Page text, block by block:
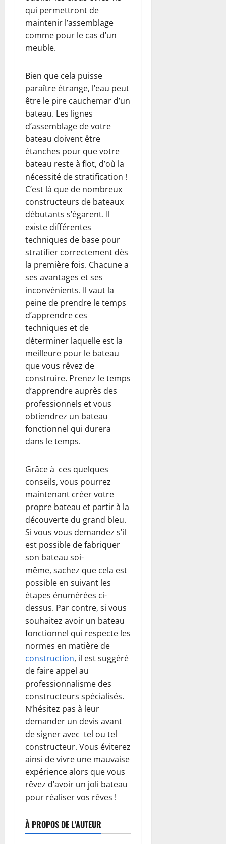
qui permettront de
maintenir l’assemblage
comme pour le cas d’un
meuble.
Bien que cela puisse
paraître étrange, l’eau peut
être le pire cauchemar d’un
bateau. Les lignes
d’assemblage de votre
bateau doivent être
étanches pour que votre
bateau reste à flot, d’où la
nécessité de stratification !
C’est là que de nombreux
constructeurs de bateaux
débutants s’égarent. Il
existe différentes
techniques de base pour
stratifier correctement dès
la première fois. Chacune a
ses avantages et ses
inconvénients. Il vaut la
peine de prendre le temps
d’apprendre ces
techniques et de
déterminer laquelle est la
meilleure pour le bateau
que vous rêvez de
construire. Prenez le temps
d’apprendre auprès des
professionnels et vous
obtiendrez un bateau
fonctionnel qui durera
dans le temps.
Grâce à ces quelques
conseils, vous pourrez
maintenant créer votre
propre bateau et partir à la
découverte du grand bleu.
Si vous vous demandez s’il
est possible de fabriquer
son bateau soi-
même, sachez que cela est
possible en suivant les
étapes énumérées ci-
dessus. Par contre, si vous
souhaitez avoir un bateau
fonctionnel qui respecte les
normes en matière de
construction, il est suggéré
de faire appel au
professionnalisme des
constructeurs spécialisés.
N’hésitez pas à leur
demander un devis avant
de signer avec tel ou tel
constructeur. Vous éviterez
ainsi de vivre une mauvaise
expérience alors que vous
rêvez d’avoir un joli bateau
pour réaliser vos rêves !
À PROPOS DE L'AUTEUR